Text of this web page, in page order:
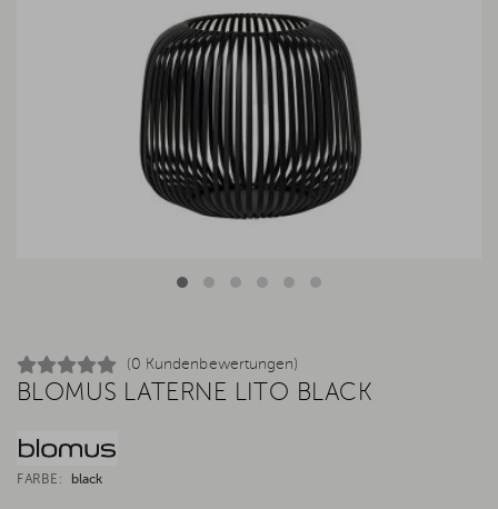
(0 Kundenbewertungen)
BLOMUS LATERNE LITO BLACK
FARBE: black